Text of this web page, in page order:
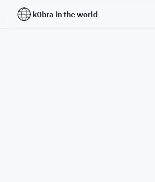
k0bra in the world